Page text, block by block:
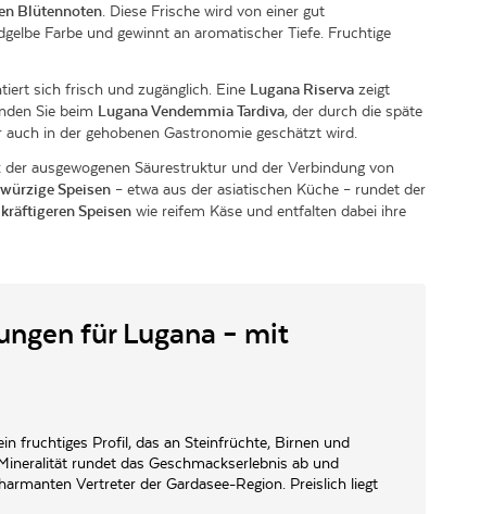
Blütennoten . Diese Frische wird von einer gut
Farbe und gewinnt an aromatischer Tiefe. Fruchtige
sich frisch und zugänglich. Eine Lugana Riserva zeigt
Sie beim Lugana Vendemmia Tardiva, der durch die späte
in der gehobenen Gastronomie geschätzt wird.
ausgewogenen Säurestruktur und der Verbindung von
würzige Speisen – etwa aus der asiatischen Küche – rundet der
kräftigeren Speisen wie reifem Käse und entfalten dabei ihre
für Lugana – mit
fruchtiges Profil, das an Steinfrüchte, Birnen und
rundet das Geschmackserlebnis ab und
Vertreter der Gardasee-Region. Preislich liegt